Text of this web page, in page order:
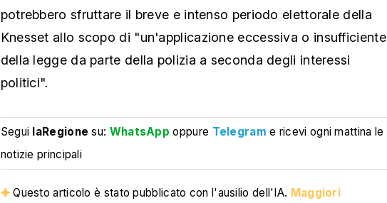
potrebbero sfruttare il breve e intenso periodo elettorale della
Knesset allo scopo di "un'applicazione eccessiva o insufficiente
della legge da parte della polizia a seconda degli interessi
politici".
Segui laRegione su: WhatsApp oppure Telegram e ricevi ogni mattina le
notizie principali
Questo articolo è stato pubblicato con l'ausilio dell'IA. Maggiori